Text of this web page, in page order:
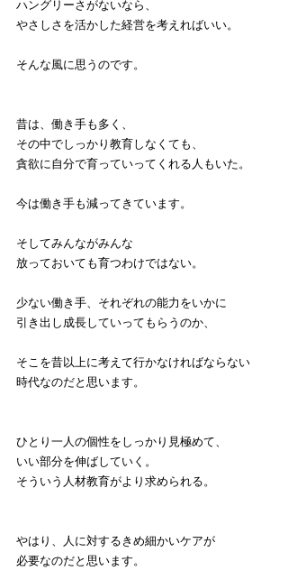
ハングリーさがないなら、
やさしさを活かした経営を考えればいい。
そんな風に思うのです。
昔は、働き手も多く、
その中でしっかり教育しなくても、
貪欲に自分で育っていってくれる人もいた。
今は働き手も減ってきています。
そしてみんながみんな
放っておいても育つわけではない。
少ない働き手、それぞれの能力をいかに
引き出し成長していってもらうのか、
そこを昔以上に考えて行かなければならない
時代なのだと思います。
ひとり一人の個性をしっかり見極めて、
いい部分を伸ばしていく。
そういう人材教育がより求められる。
やはり、人に対するきめ細かいケアが
必要なのだと思います。